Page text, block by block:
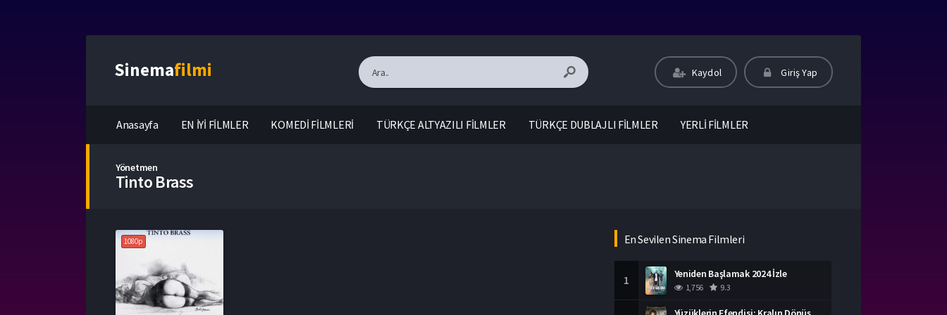
Sinemafilmi Kaydol Giriş Yap
Anasayfa EN İYİ FİLMLER KOMEDİ FİLMLERİ TÜRKÇE ALTYAZILI FİLMLER TÜRKÇE DUBLAJLI FİLMLER YERLİ FİLMLER
Yönetmen
Tinto Brass
1080p En Sevilen Sinema Filmleri
1 Yeniden Başlamak 2024 İzle
1,756 9.3